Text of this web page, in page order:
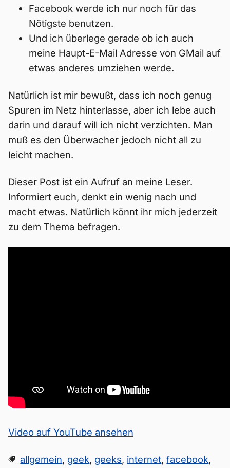
Facebook werde ich nur noch für das
Nötigste benutzen.
Und ich überlege gerade ob ich auch
meine Haupt-E-Mail Adresse von GMail auf
etwas anderes umziehen werde.
Natürlich ist mir bewußt, dass ich noch genug
Spuren im Netz hinterlasse, aber ich lebe auch
darin und darauf will ich nicht verzichten. Man
muß es den Überwacher jedoch nicht all zu
leicht machen.
Dieser Post ist ein Aufruf an meine Leser.
Informiert euch, denkt ein wenig nach und
macht etwas. Natürlich könnt ihr mich jederzeit
zu dem Thema befragen.
Video auf YouTube ansehen
allgemein, geek, geeks, internet,facebook,